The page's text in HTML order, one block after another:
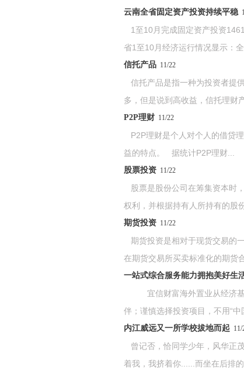
云南全省固定资产投资持续平稳
1至10月完成固定资产投资
省1至10月经济运行情况显示：全
信托产品 11/22
信托产品是指一种为投资者提
多，但是说到高收益，信托理财
P2P理财 11/22
P2P理财是个人对个人的借贷
益的特点。 据统计P2P理财...
股票投资 11/22
股票是股份公司在筹集资本时
权利，并根据持有人所持有的股
期货投资 11/22
期货投资是相对于现货交易的
在期货交易所买卖标准化的期货
一站式综合服务能力拥抱美好生
宜信财富海外置业从经济基
伴；谨慎选择投资项目，不用“中
内江威远又一所学校拔地而起 11/
曾记否，恰同学少年，风华正
着我，我挤着你......而坐在后排的